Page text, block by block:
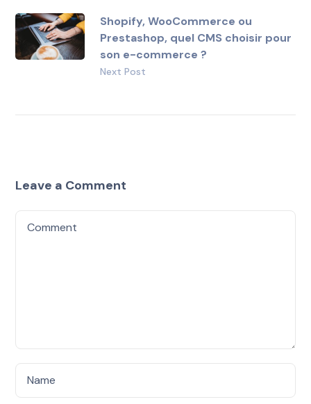
Shopify, WooCommerce ou
Prestashop, quel CMS choisir pour
son e-commerce ?
Next Post
Leave a Comment